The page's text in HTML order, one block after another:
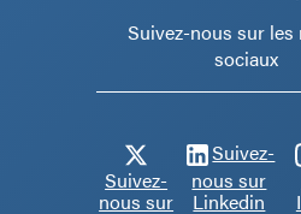
Suivez-nous sur les
sociaux
Suivez-
nous sur
Suivez-
nous sur
Linkedin